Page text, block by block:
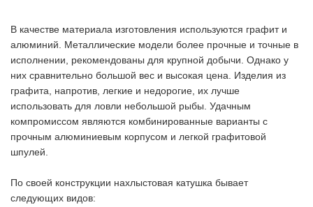
В качестве материала изготовления используются графит и
алюминий. Металлические модели более прочные и точные в
исполнении, рекомендованы для крупной добычи. Однако у
них сравнительно большой вес и высокая цена. Изделия из
графита, напротив, легкие и недорогие, их лучше
использовать для ловли небольшой рыбы. Удачным
компромиссом являются комбинированные варианты с
прочным алюминиевым корпусом и легкой графитовой
шпулей.
По своей конструкции нахлыстовая катушка бывает
следующих видов: